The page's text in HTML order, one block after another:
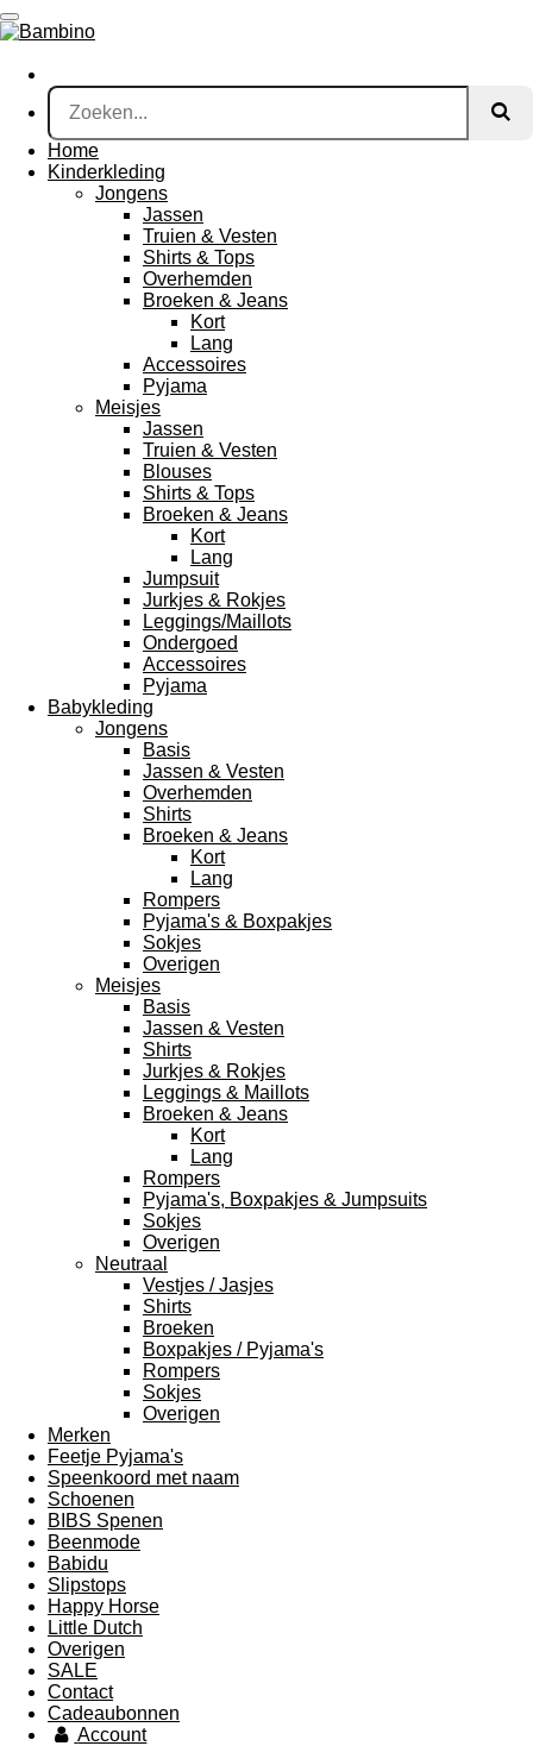
Ga
direct
de
hoofdinhoud
Home
Kinderkleding
Jongens
Jassen
Truien & Vesten
Shirts & Tops
Overhemden
Broeken & Jeans
Kort
Lang
Accessoires
Pyjama
Meisjes
Jassen
Truien & Vesten
Blouses
Shirts & Tops
Broeken & Jeans
Kort
Lang
Jumpsuit
Jurkjes & Rokjes
Leggings/Maillots
Ondergoed
Accessoires
Pyjama
Babykleding
Jongens
Basis
Jassen & Vesten
Overhemden
Shirts
Broeken & Jeans
Kort
Lang
Rompers
Pyjama's & Boxpakjes
Sokjes
Overigen
Meisjes
Basis
Jassen & Vesten
Shirts
Jurkjes & Rokjes
Leggings & Maillots
Broeken & Jeans
Kort
Lang
Rompers
Pyjama's, Boxpakjes & Jumpsuits
Sokjes
Overigen
Neutraal
Vestjes / Jasjes
Shirts
Broeken
Boxpakjes / Pyjama's
Rompers
Sokjes
Overigen
Merken
Feetje Pyjama's
Speenkoord met naam
Schoenen
BIBS Spenen
Beenmode
Babidu
Slipstops
Happy Horse
Little Dutch
Overigen
SALE
Contact
Cadeaubonnen
Account